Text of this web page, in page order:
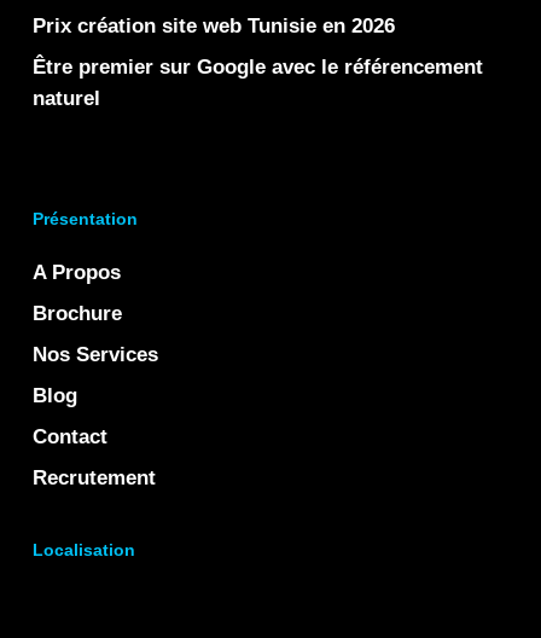
Prix création site web Tunisie en 2026
Être premier sur Google avec le référencement
naturel
Présentation
A Propos
Brochure
Nos Services
Blog
Contact
Recrutement
Localisation